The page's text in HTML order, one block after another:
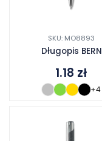
SKU: MO8893
Długopis BERN
1.18 zł
+4